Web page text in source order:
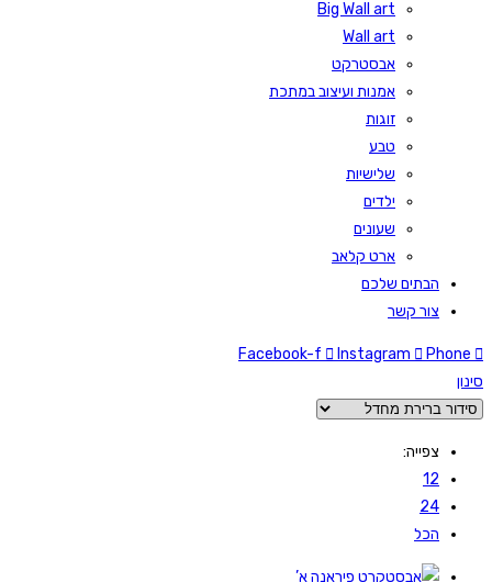
Big Wall art
Wall art
אבסטרקט
אמנות ועיצוב במתכת
זוגות
טבע
שלישיות
ילדים
שעונים
ארט קלאב
הבתים שלכם
צור קשר
Facebook-f Instagram
Phone
סינון
צפייה:
12
24
הכל